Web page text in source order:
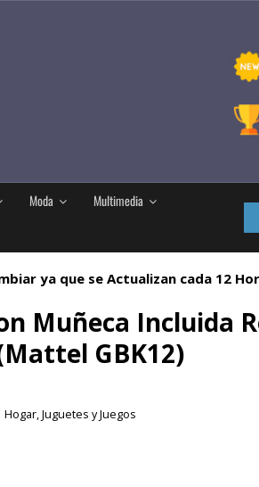
Moda
Multimedia
ya que se Actualizan cada 12
Muñeca Incluida
GBK12)
Hogar,Juguetes y Juegos